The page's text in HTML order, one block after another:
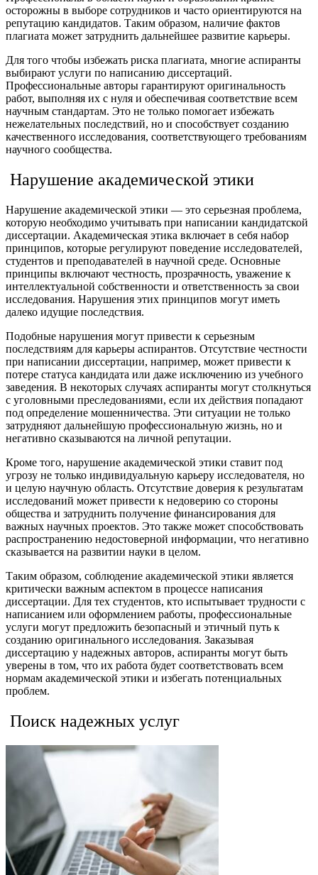
осторожны в выборе сотрудников и часто ориентируются на
репутацию кандидатов. Таким образом, наличие фактов
плагиата может затруднить дальнейшее развитие карьеры.
Для того чтобы избежать риска плагиата, многие аспиранты
выбирают услуги по написанию диссертаций.
Профессиональные авторы гарантируют оригинальность
работ, выполняя их с нуля и обеспечивая соответствие всем
научным стандартам. Это не только помогает избежать
нежелательных последствий, но и способствует созданию
качественного исследования, соответствующего требованиям
научного сообщества.
Нарушение академической этики
Нарушение академической этики — это серьезная проблема,
которую необходимо учитывать при написании кандидатской
диссертации. Академическая этика включает в себя набор
принципов, которые регулируют поведение исследователей,
студентов и преподавателей в научной среде. Основные
принципы включают честность, прозрачность, уважение к
интеллектуальной собственности и ответственность за свои
исследования. Нарушения этих принципов могут иметь
далеко идущие последствия.
Подобные нарушения могут привести к серьезным
последствиям для карьеры аспирантов. Отсутствие честности
при написании диссертации, например, может привести к
потере статуса кандидата или даже исключению из учебного
заведения. В некоторых случаях аспиранты могут столкнуться
с уголовными преследованиями, если их действия попадают
под определение мошенничества. Эти ситуации не только
затрудняют дальнейшую профессиональную жизнь, но и
негативно сказываются на личной репутации.
Кроме того, нарушение академической этики ставит под
угрозу не только индивидуальную карьеру исследователя, но
и целую научную область. Отсутствие доверия к результатам
исследований может привести к недоверию со стороны
общества и затруднить получение финансирования для
важных научных проектов. Это также может способствовать
распространению недостоверной информации, что негативно
сказывается на развитии науки в целом.
Таким образом, соблюдение академической этики является
критически важным аспектом в процессе написания
диссертации. Для тех студентов, кто испытывает трудности с
написанием или оформлением работы, профессиональные
услуги могут предложить безопасный и этичный путь к
созданию оригинального исследования. Заказывая
диссертацию у надежных авторов, аспиранты могут быть
уверены в том, что их работа будет соответствовать всем
нормам академической этики и избегать потенциальных
проблем.
Поиск надежных услуг